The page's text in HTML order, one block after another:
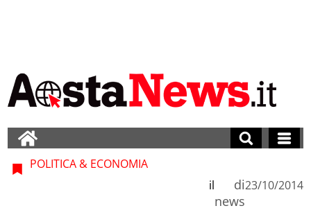
POLITICA & ECONOMIA
di
news
il 23/10/2014